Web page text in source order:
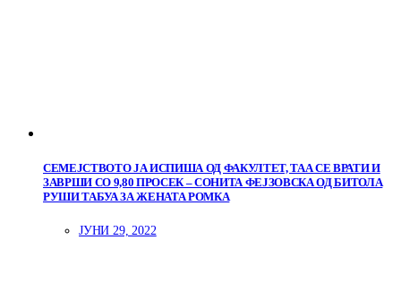
СЕМЕЈСТВОТО ЈА ИСПИША ОД ФАКУЛТЕТ, ТАА СЕ ВРАТИ И
ЗАВРШИ СО 9,80 ПРОСЕК – СОНИТА ФЕЈЗОВСКА ОД БИТОЛА
РУШИ ТАБУА ЗА ЖЕНАТА РОМКА
ЈУНИ 29, 2022